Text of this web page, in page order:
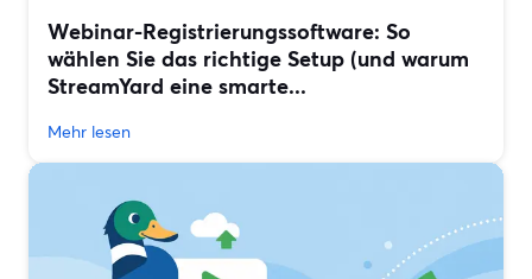
Webinar-Registrierungssoftware: So
wählen Sie das richtige Setup (und warum
StreamYard eine smarte...
Mehr lesen